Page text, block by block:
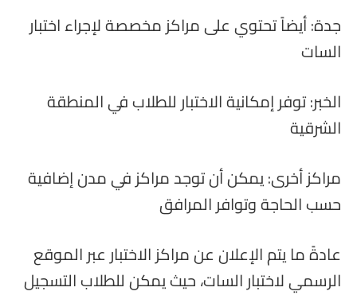
جدة: أيضاً تحتوي على مراكز مخصصة لإجراء اختبار
السات
الخبر: توفر إمكانية الاختبار للطلاب في المنطقة
الشرقية
مراكز أخرى: يمكن أن توجد مراكز في مدن إضافية
حسب الحاجة وتوافر المرافق
عادةً ما يتم الإعلان عن مراكز الاختبار عبر الموقع
الرسمي لاختبار السات، حيث يمكن للطلاب التسجيل